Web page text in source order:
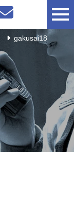
gakusai18